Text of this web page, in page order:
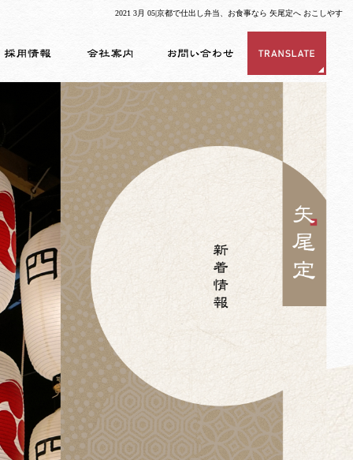
2021 3月 05|京都で仕出し弁当、お食事なら 矢尾定へ おこしやす